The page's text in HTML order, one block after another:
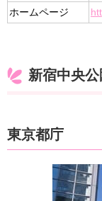
ホームページ
新宿中央
東京都庁